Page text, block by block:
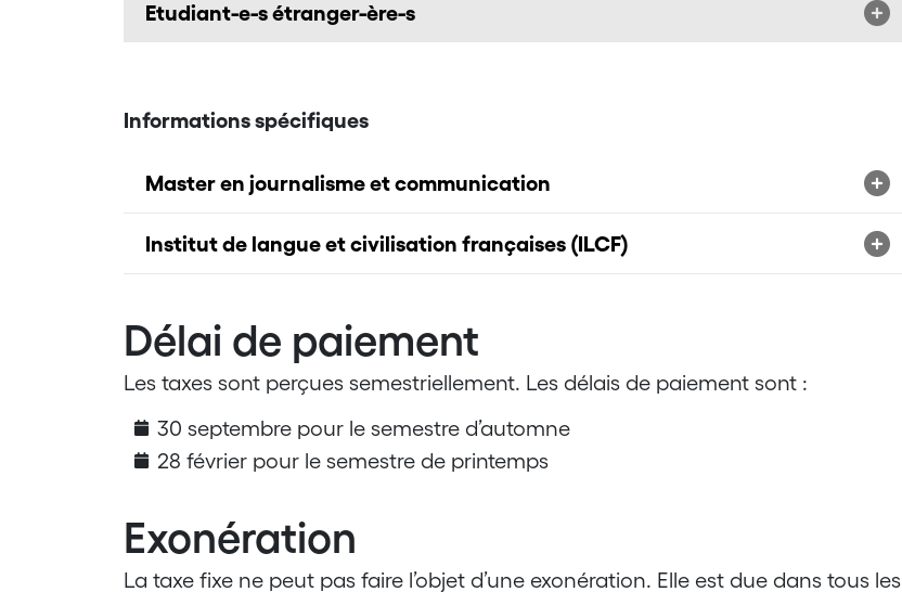
Etudiant-e-s étranger-ère-s
Informations spécifiques
Master en journalisme et communication
Institut de langue et civilisation françaises (ILCF)
Délai de paiement
Les taxes sont perçues semestriellement. Les délais de paiement sont :
30 septembre pour le semestre d’automne
28 février pour le semestre de printemps
Exonération
La taxe fixe ne peut pas faire l’objet d’une exonération. Elle est due dans tous les